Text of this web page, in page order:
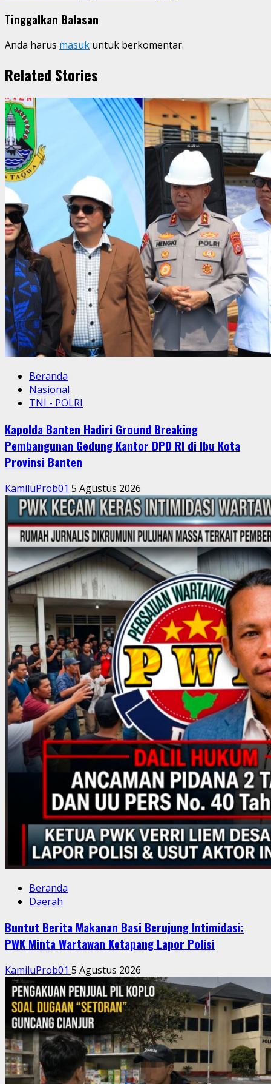
Tinggalkan Balasan
Anda harus masuk untuk berkomentar.
Related Stories
Beranda
Nasional
TNI - POLRI
Kapolda Banten Hadiri Ground Breaking
Pembangunan Gedung Kantor DPD RI di Ibu Kota
Provinsi Banten
KamiluProb01 5 Agustus 2026
Beranda
Daerah
Buntut Berita Makanan Basi Berujung Intimidasi:
PWK Minta Wartawan Ketapang Lapor Polisi
KamiluProb01 5 Agustus 2026